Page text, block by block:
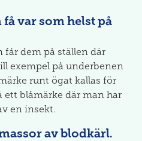
var som helst på
får dem på ställen där
exempel på underbenen
runt ögat kallas för
ett blåmärke där man har
en insekt.
av blodkärl.